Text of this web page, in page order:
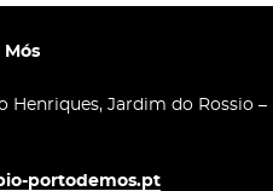
Henriques, Jardim do Rossio
portodemos.pt